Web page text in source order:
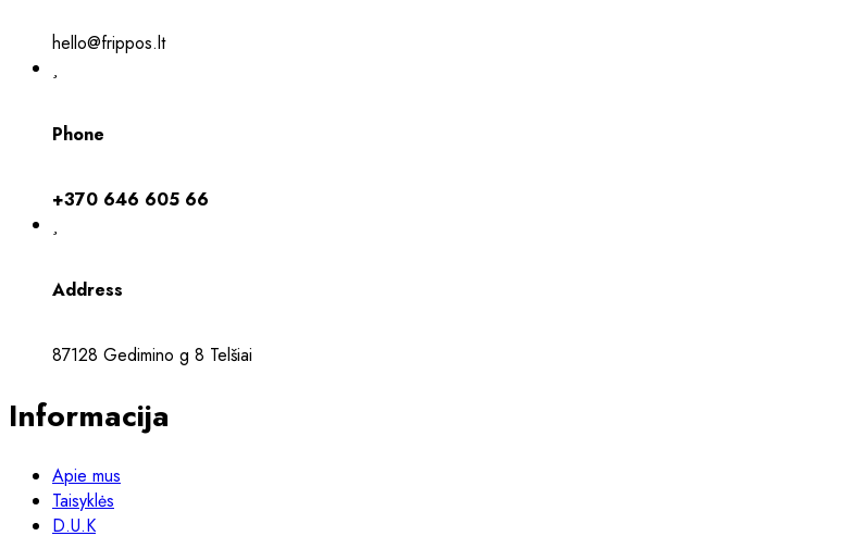
hello@frippos.lt
Phone
+370 646 605 66
Address
87128 Gedimino g 8 Telšiai
Informacija
Apie mus
Taisyklės
D.U.K